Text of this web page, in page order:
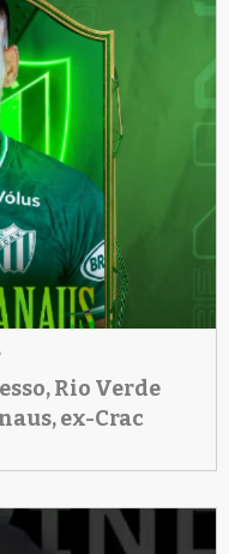
Rio Verde
ex-Crac